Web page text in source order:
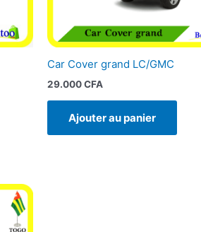
Car Cover grand LC/GMC
29.000CFA
Ajouter au panier